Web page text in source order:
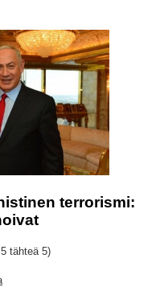
terrorismi:
tähteä 5)